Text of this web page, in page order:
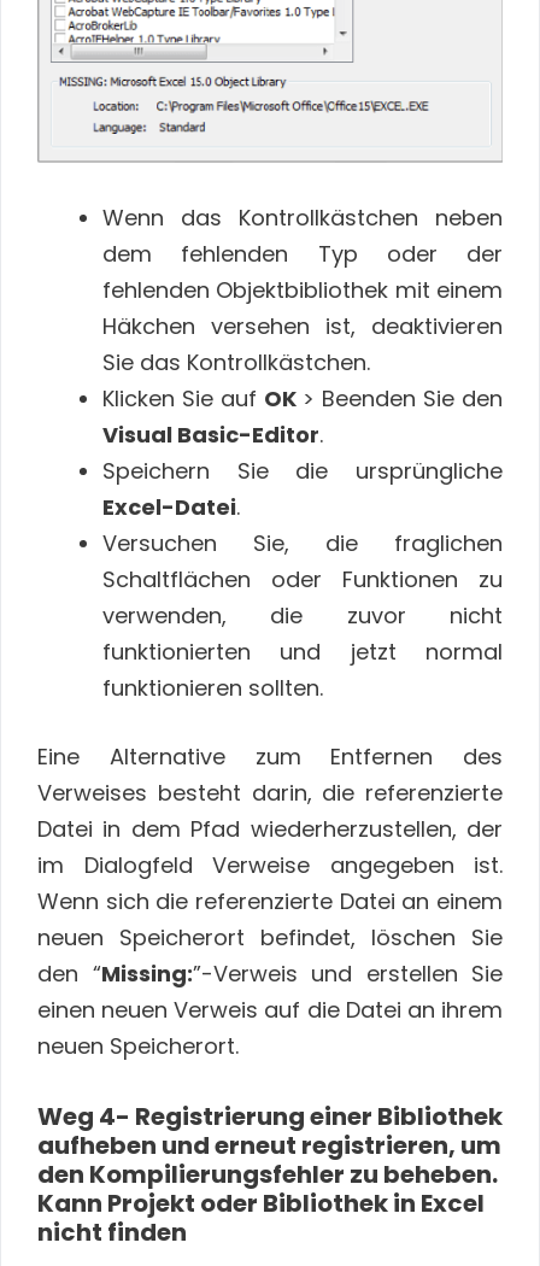
Wenn das Kontrollkästchen neben
dem fehlenden Typ oder der
fehlenden Objektbibliothek mit einem
Häkchen versehen ist, deaktivieren
Sie das Kontrollkästchen.
Klicken Sie auf OK> Beenden Sie den
Visual Basic-Editor.
Speichern Sie die ursprüngliche
Excel-Datei.
Versuchen Sie, die fraglichen
Schaltflächen oder Funktionen zu
verwenden, die zuvor nicht
funktionierten und jetzt normal
funktionieren sollten.
Eine Alternative zum Entfernen des
Verweises besteht darin, die referenzierte
Datei in dem Pfad wiederherzustellen, der
im Dialogfeld Verweise angegeben ist.
Wenn sich die referenzierte Datei an einem
neuen Speicherort befindet, löschen Sie
den “Missing:”-Verweis und erstellen Sie
einen neuen Verweis auf die Datei an ihrem
neuen Speicherort.
Weg 4- Registrierung einer Bibliothek
aufheben und erneut registrieren, um
den Kompilierungsfehler zu beheben.
Kann Projekt oder Bibliothek in Excel
nicht finden